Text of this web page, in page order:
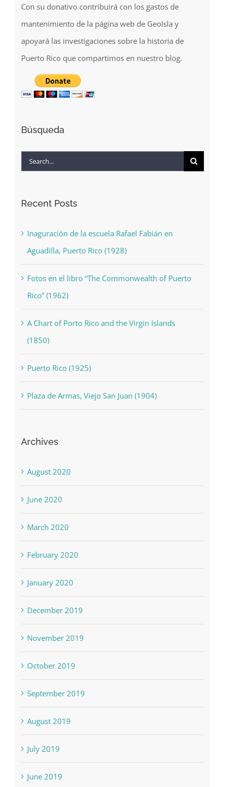
Con su donativo contribuirá con los gastos de
mantenimiento de la página web de GeoIsla y
apoyará las investigaciones sobre la historia de
Puerto Rico que compartimos en nuestro blog.
Búsqueda
Search
Recent Posts
Inaguración de la escuela Rafael Fabián en
Aguadilla, Puerto Rico (1928)
Fotos en el libro “The Commonwealth of Puerto
Rico” (1962)
A Chart of Porto Rico and the Virgin Islands
(1850)
Puerto Rico (1925)
Plaza de Armas, Viejo San Juan (1904)
Archives
August 2020
June 2020
March 2020
February 2020
January 2020
December 2019
November 2019
October 2019
September 2019
August 2019
July 2019
June 2019